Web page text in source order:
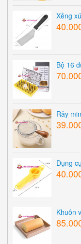
Xẻng
Bộ 16
Rây
Dụng
Khuôn